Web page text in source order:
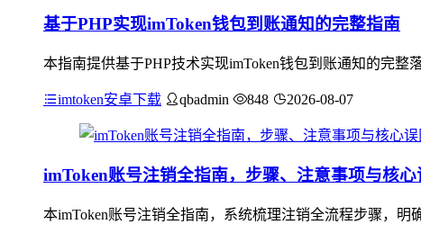
基于PHP实现imToken钱包到账通知的完整指南
本指南提供基于PHP技术实现imToken钱包到账通知的完
imtoken安卓下载 qbadmin 848 2026-08-07
imToken账号注销全指南，步骤、注意事项与核心
本imToken账号注销全指南，系统梳理注销全流程步骤，